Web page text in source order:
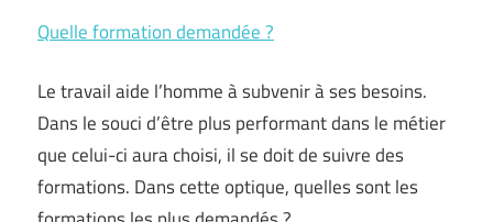
Quelle formation demandée ?
Le travail aide l’homme à subvenir à ses besoins.
Dans le souci d’être plus performant dans le métier
que celui-ci aura choisi, il se doit de suivre des
formations. Dans cette optique, quelles sont les